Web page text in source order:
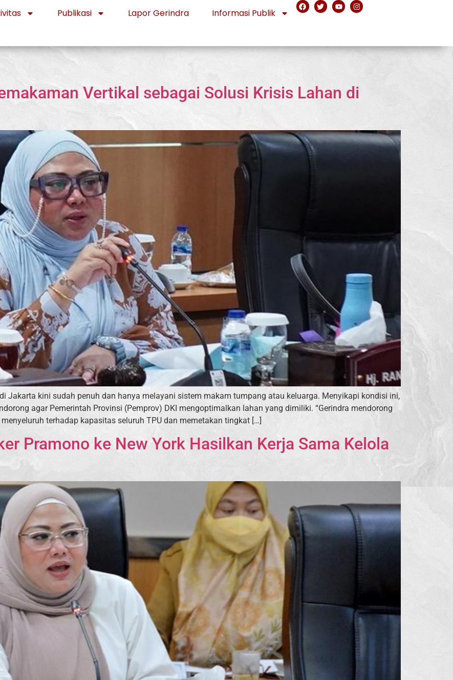
Publikasi Lapor Gerindra Informasi Publik
Vertikal sebagai Solusi Krisis Lahan di
Jakarta kini sudah penuh dan hanya melayani sistem makam tumpang atau keluarga. Menyikapi kondisi ini,
agar Pemerintah Provinsi (Pemprov) DKI mengoptimalkan lahan yang dimiliki. “Gerindra mendorong
terhadap kapasitas seluruh TPU dan memetakan tingkat […]
Pramono ke New York Hasilkan Kerja Sama Kelola